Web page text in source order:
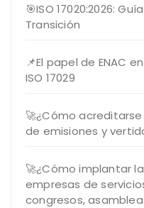
🎯ISO 17020:2026:
Transición
📌El papel de ENAC
ISO 17029
🚀¿Cómo acreditarse
de emisiones y
🚀¿Cómo implantar la
empresas de
congresos,